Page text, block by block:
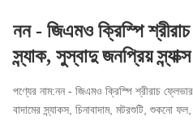
নন - জিএমও ক্রিস্পি
স্ন্যাক, সুস্বাদু জনপ্রিয় স্ন্যাক্স
পণ্যের নাম:নন - জিএমও ক্রিস্পি শ্রীরাচ
বাদামের স্ন্যাকস, চিনাবাদাম, মটরশুটি, শুকনো